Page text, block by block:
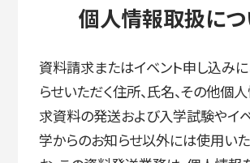
学生生活・就職
入試情報
個人情報取扱につ
資料請求またはイベント申し込み
らせいただく住所、氏名、その他個
求資料の発送および入学試験やイ
学からのお知らせ以外には使用いた